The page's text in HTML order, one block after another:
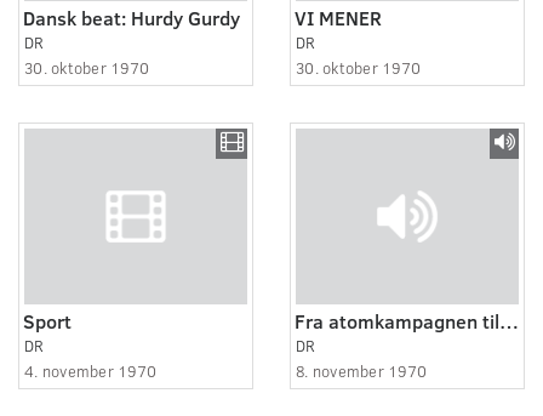
Dansk beat: Hurdy Gurdy
DR
30. oktober 1970
VI MENER
DR
30. oktober 1970
Sport
DR
4. november 1970
Fra atomkampagnen til Det ny Samfund.
DR
8. november 1970